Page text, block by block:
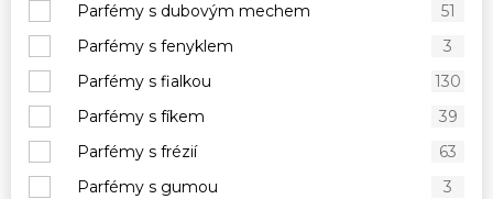
Parfémy s dubovým mechem
51
Parfémy s fenyklem
3
Parfémy s fialkou
130
Parfémy s fíkem
39
Parfémy s frézií
63
Parfémy s gumou
3